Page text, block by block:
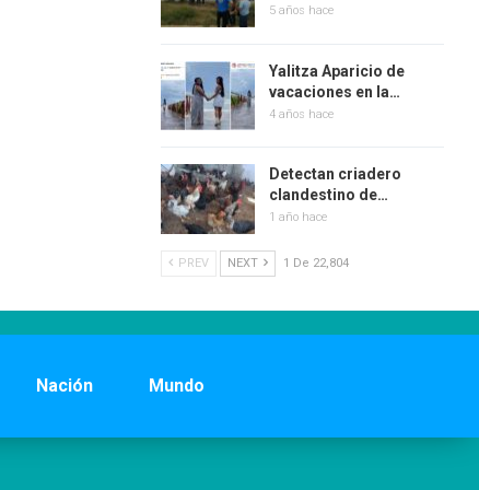
5 años hace
Yalitza Aparicio de
vacaciones en la…
4 años hace
Detectan criadero
clandestino de…
1 año hace
PREV NEXT 1 De 22,804
Nación Mundo